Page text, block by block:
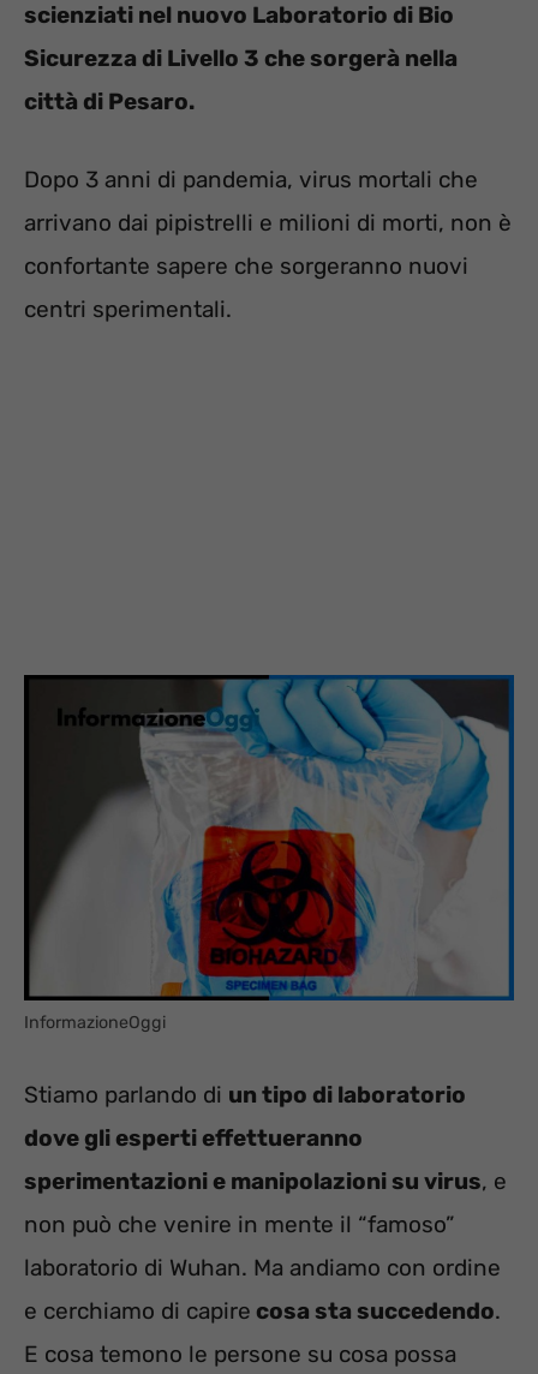
scienziati nel nuovo Laboratorio di Bio
Sicurezza di Livello 3 che sorgerà nella
città di Pesaro.
Dopo 3 anni di pandemia, virus mortali che
arrivano dai pipistrelli e milioni di morti, non è
confortante sapere che sorgeranno nuovi
centri sperimentali.
InformazioneOggi
Stiamo parlando di un tipo di laboratorio
dove gli esperti effettueranno
sperimentazioni e manipolazioni su virus, e
non può che venire in mente il “famoso”
laboratorio di Wuhan. Ma andiamo con ordine
e cerchiamo di capire cosa sta succedendo.
E cosa temono le persone su cosa possa